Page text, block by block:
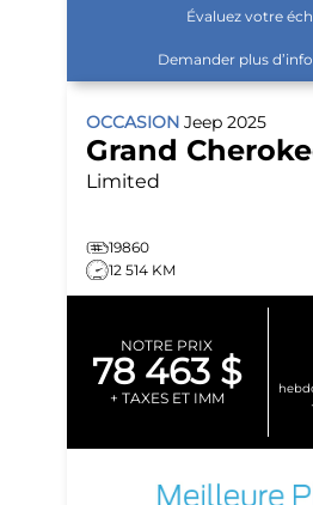
Évaluez votre
Demander plus
OCCASION Jeep 2025
Grand
Limited
19860
12 514 KM
NOTRE PRIX
78 463 $
+ TAXES ET IMM